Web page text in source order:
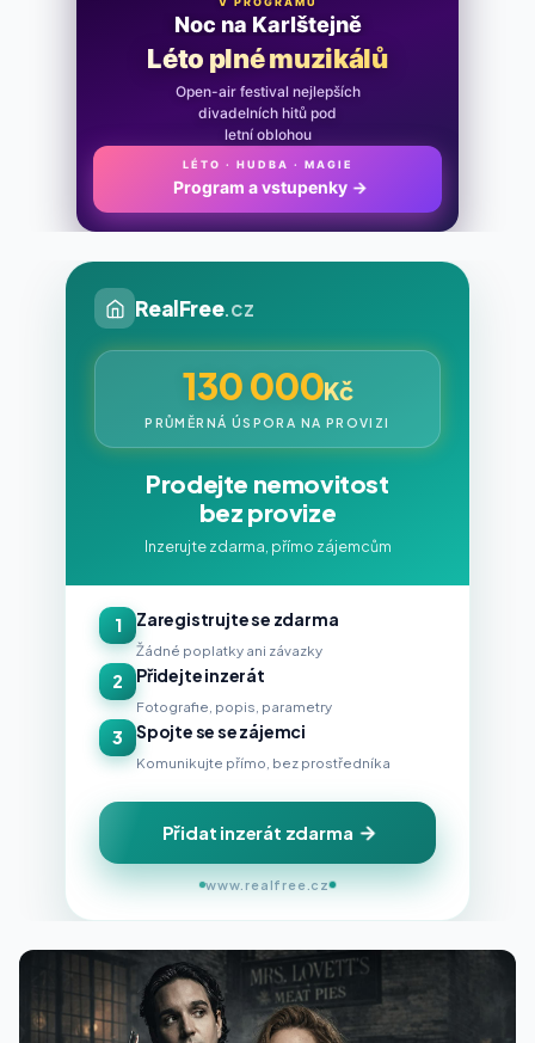
Noc na Karlštejně
Léto plné muzikálů
Open-air festival nejlepších
divadelních hitů pod
letní oblohou
LÉTO · HUDBA · MAGIE
Program a vstupenky→
RealFree.cz
130 000Kč
PRŮMĚRNÁ ÚSPORA NA PROVIZI
Prodejte nemovitost
bez provize
Inzerujte zdarma, přímo zájemcům
1 Zaregistrujte se zdarma
Žádné poplatky ani závazky
2 Přidejte inzerát
Fotografie, popis, parametry
3 Spojte se se zájemci
Komunikujte přímo, bez prostředníka
Přidat inzerát zdarma
www.realfree.cz